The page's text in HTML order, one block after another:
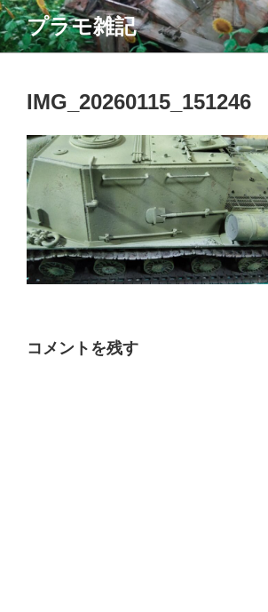
コ
ン
テ
プラモ雑記
IMG_20260115_151246
コメントを残す